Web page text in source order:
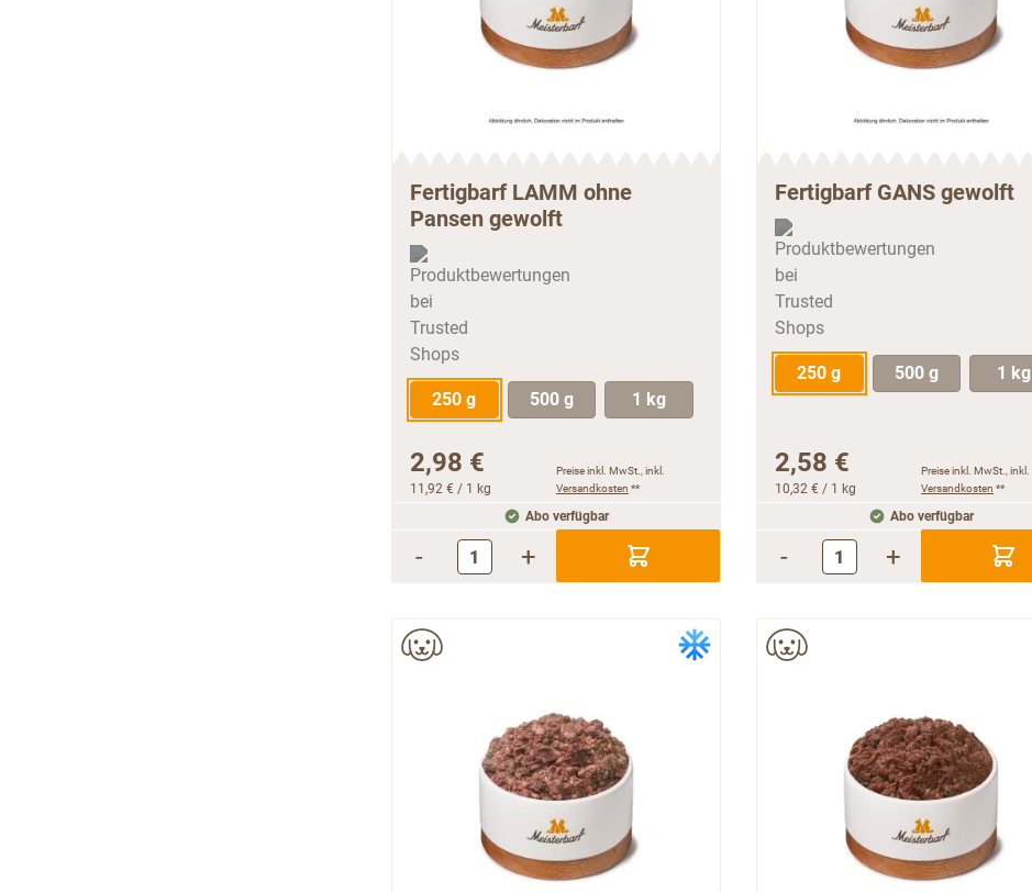
Fertigbarf LAMM ohne
Pansen gewolft
250 g 500 g 1 kg
2,98 €
11,92 € / 1 kg
Preise inkl. MwSt., inkl.
Versandkosten **
Abo verfügbar
- +
Fertigbarf GANS gewolft
250 g 500 g 1 kg
2,58 €
10,32 € / 1 kg
Preise inkl. MwSt., inkl.
Versandkosten **
Abo verfügbar
- +